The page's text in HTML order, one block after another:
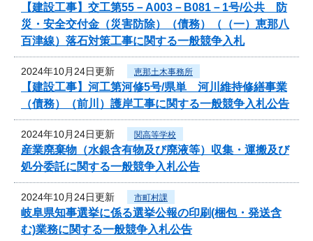
【建設工事】交工第55－A003－B081－1号/公共 防
災・安全交付金（災害防除）（債務）（（一）恵那八
百津線）落石対策工事に関する一般競争入札
2024年10月24日更新 恵那土木事務所
【建設工事】河工第河修5号/県単 河川維持修繕事業
（債務）（前川）護岸工事に関する一般競争入札公告
2024年10月24日更新 関高等学校
産業廃棄物（水銀含有物及び廃液等）収集・運搬及び
処分委託に関する一般競争入札公告
2024年10月24日更新 市町村課
岐阜県知事選挙に係る選挙公報の印刷(梱包・発送含
む)業務に関する一般競争入札公告